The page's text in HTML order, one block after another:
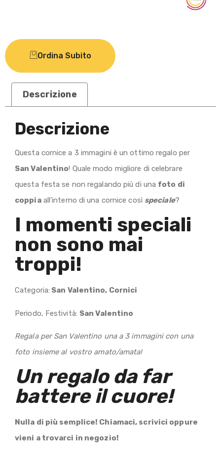
Ordina Subito
Descrizione
Descrizione
Questa cornice a 3 immagini è un ottimo regalo per
San Valentino! Quale modo migliore di celebrare
questa festa se non regalando più di una foto di
coppiaall’interno di una cornice così speciale?
I momenti speciali
non sono mai
troppi!
Categoria: San Valentino, Cornici
Periodo, Festività: San Valentino
Regala per San Valentino una a 3 immagini con una
foto insieme al vostro amato/amata!
Un regalo da far
battere il cuore!
Nulla di più semplice! Chiamaci, scrivici oppure
vieni a trovarci in negozio!